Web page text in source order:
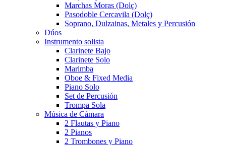
Marchas Moras (Dolç)
Pasodoble Cercavila (Dolç)
Soprano, Dulzainas, Metales y Percusión
Dúos
Instrumento solista
Clarinete Bajo
Clarinete Solo
Marimba
Oboe & Fixed Media
Piano Solo
Set de Percusión
Trompa Sola
Música de Cámara
2 Flautas y Piano
2 Pianos
2 Trombones y Piano